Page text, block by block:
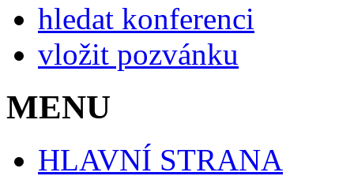
hledat konferenci
vložit pozvánku
MENU
HLAVNÍ STRANA